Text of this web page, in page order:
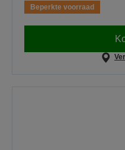
Beperkte voorraad